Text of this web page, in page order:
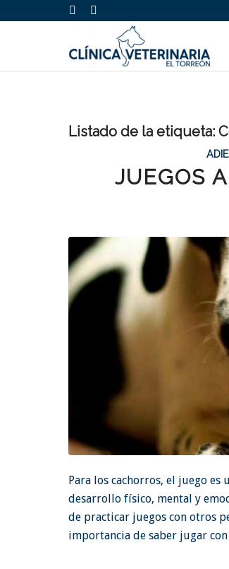
Listado de la etiqueta:
JUEGOS
Para los cachorros, el juego es
desarrollo físico, mental y
de practicar juegos con otros
importancia de saber jugar